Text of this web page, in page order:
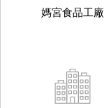
媽宮食品工廠